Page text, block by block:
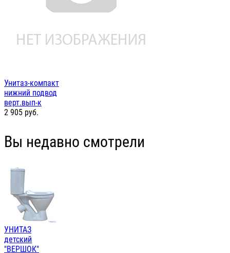
Унитаз-компакт
нижний подвод
верт.вып-к
2 905 руб.
Вы недавно смотрели
УНИТАЗ
детский
"ВЕРШОК"